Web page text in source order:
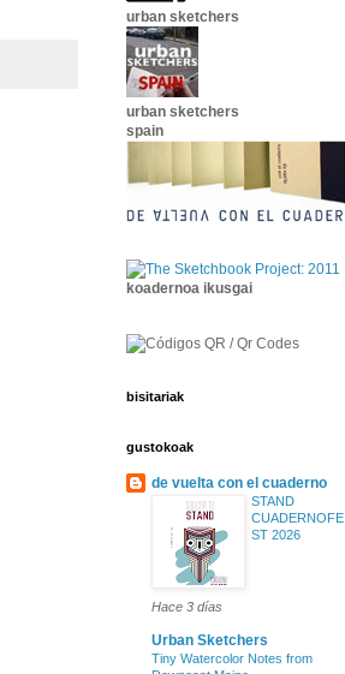
urban sketchers
urban sketchers
spain
koadernoa ikusgai
bisitariak
gustokoak
de vuelta con el cuaderno
STAND
CUADERNOFE
ST 2026
Hace 3 días
Urban Sketchers
Tiny Watercolor Notes from